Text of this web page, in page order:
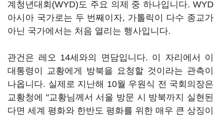
계청년대회(WYD)도 주요 의제 중 하나입니다. WYD
아시아 국가로는 두 번째이자, 가톨릭이 다수 종교가
아닌 국가에서는 처음 열리는 행사입니다.
관건은 레오 14세와의 면담입니다. 이 자리에서 이
대통령이 교황에게 방북을 요청할 것이라는 관측이
나옵니다. 실제로 지난해 10월 우원식 전 국회의장은
교황청에 "교황님께서 서울 방문 시 방북까지 실현된
다면 세계 평화와 한반도 평화를 위한 매우 큰 상징이